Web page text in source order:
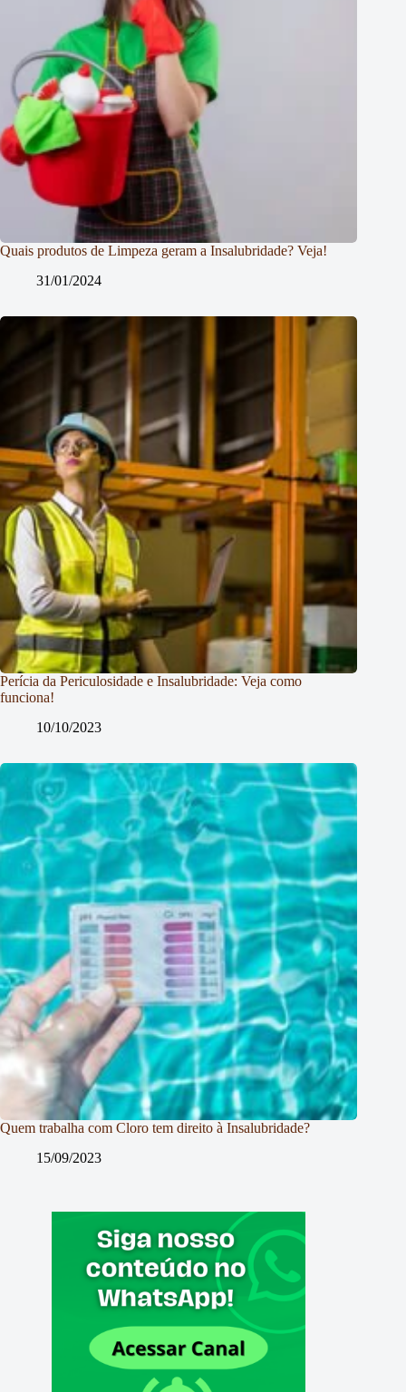
Quais produtos de Limpeza geram a Insalubridade? Veja!
31/01/2024
Perícia da Periculosidade e Insalubridade: Veja como
funciona!
10/10/2023
Quem trabalha com Cloro tem direito à Insalubridade?
15/09/2023